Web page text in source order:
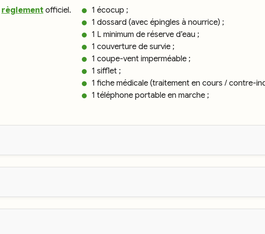
règlement officiel.
1 écocup ;
1 dossard (avec épingles à nourrice) ;
1 L minimum de réserve d’eau ;
1 couverture de survie ;
1 coupe-vent imperméable ;
1 sifflet ;
1 fiche médicale (traitement en cours / contre-
1 téléphone portable en marche ;